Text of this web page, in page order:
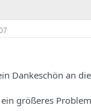
Dankeschön an
größeres